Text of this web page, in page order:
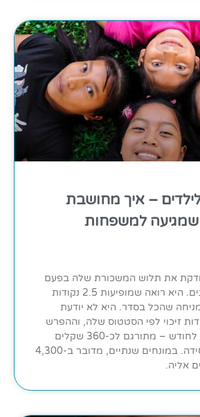
לילדים – איך מחושבת
למשפחות
בודקת את תלוש המשכורת שלה בפעם
הראשונה אחרי שנים. היא רואה שמופיעות 2.5 נקודות
שהכל בסדר. היא לא יודעת
לה 4 נקודות זיכוי לפי הסטטוס שלה, וההפרש
הזה – 1.5 נקודות לחודש – מתורגם לכ-360 שקלים
בחודש שהיא מפסידה. במונחים שנתיים, מדובר ב-4,300
אליה.